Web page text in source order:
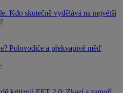
Kdo skutečně vydělává na největší
Polovodiče a překvapivě měď